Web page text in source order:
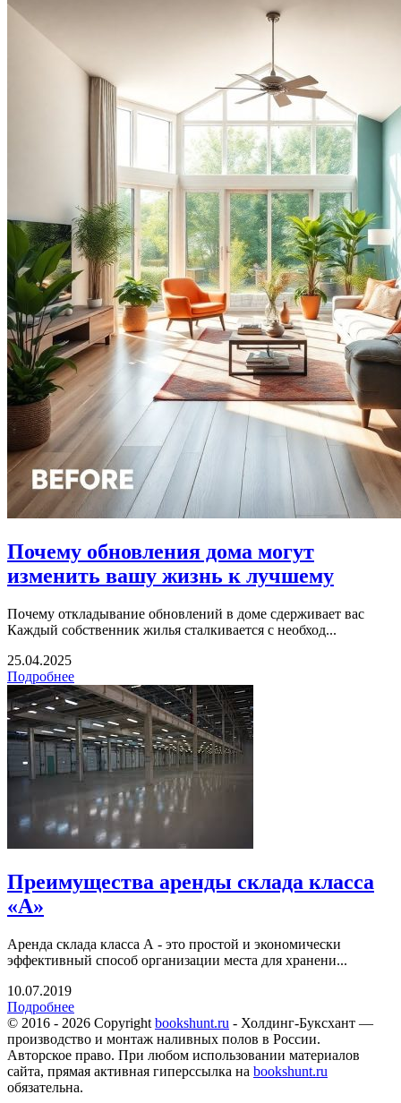
Почему обновления дома могут
изменить вашу жизнь к лучшему
Почему откладывание обновлений в доме сдерживает вас
Каждый собственник жилья сталкивается с необход...
25.04.2025
Подробнее
Преимущества аренды склада класса
«А»
Аренда склада класса А - это простой и экономически
эффективный способ организации места для хранени...
10.07.2019
Подробнее
© 2016 - 2026 Copyright bookshunt.ru - Холдинг-Буксхант —
производство и монтаж наливных полов в России.
Авторское право. При любом использовании материалов
сайта, прямая активная гиперссылка на bookshunt.ru
обязательна.